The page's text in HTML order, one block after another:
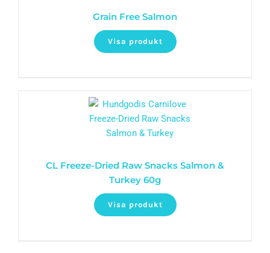
Grain Free Salmon
Visa produkt
CL Freeze-Dried Raw Snacks Salmon &
Turkey 60g
Visa produkt